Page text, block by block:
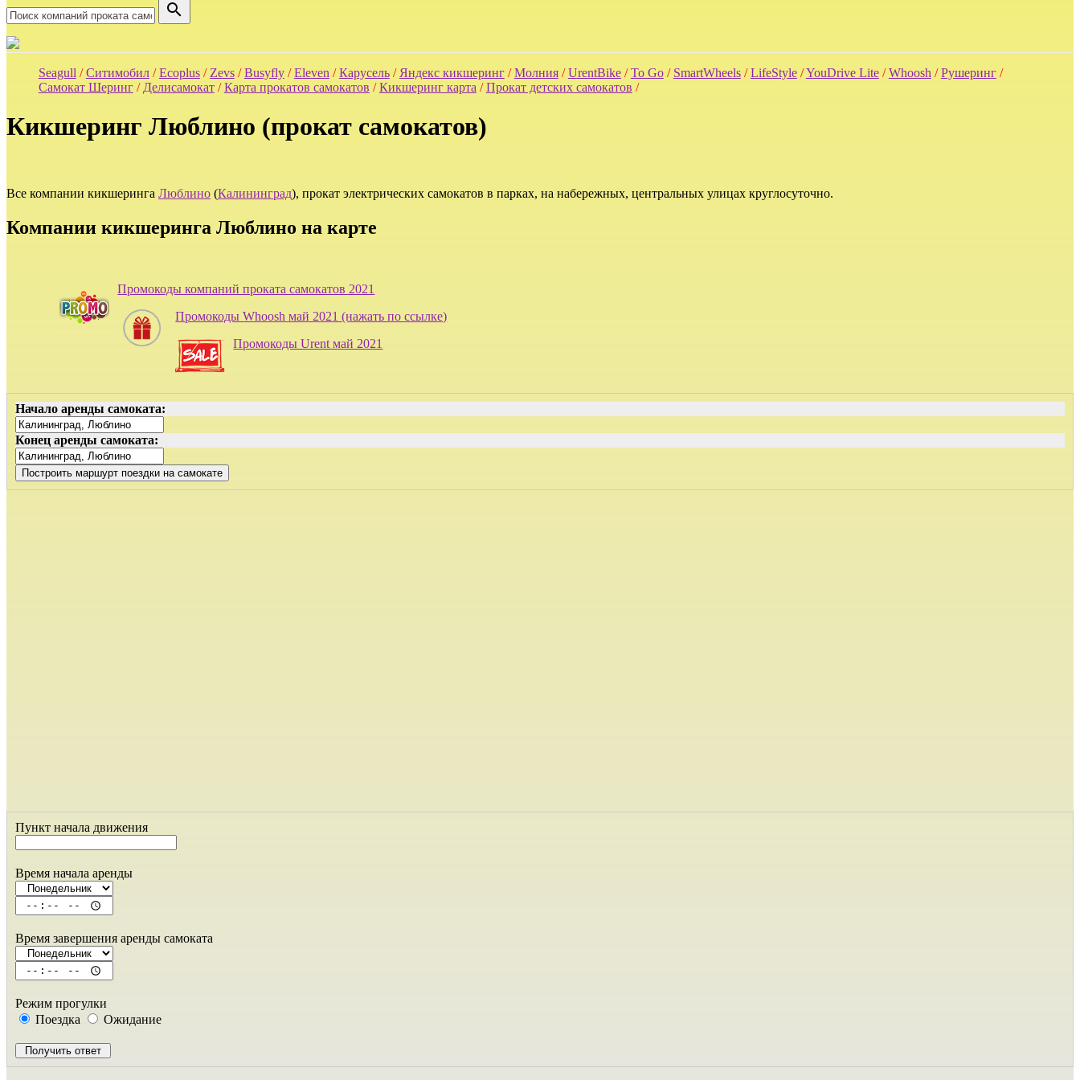
search
Seagull /Ситимобил/Ecoplus/ Zevs/Busyfly/Eleven /Карусель/ Яндекс кикшеринг/Молния/UrentBike/To Go/ SmartWheels/LifeStyle/YouDrive Lite/Whoosh /Рушеринг/
Самокат Шеринг/ Делисамокат/Карта прокатов самокатов /Кикшеринг карта /Прокат детских самокатов /
Кикшеринг Люблино (прокат самокатов)
Все компании кикшеринга Люблино (Калининград), прокат электрических самокатов в парках, на набережных, центральных улицах круглосуточно.
Компании кикшеринга Люблино на карте
Промокоды компаний проката самокатов 2021
Промокоды Whoosh май 2021 (нажать по ссылке)
Промокоды Urent май 2021
Начало аренды самоката:
Конец аренды самоката:
Пункт начала движения
Время начала аренды
Время завершения аренды самоката
Режим прогулки
Поездка
Ожидание